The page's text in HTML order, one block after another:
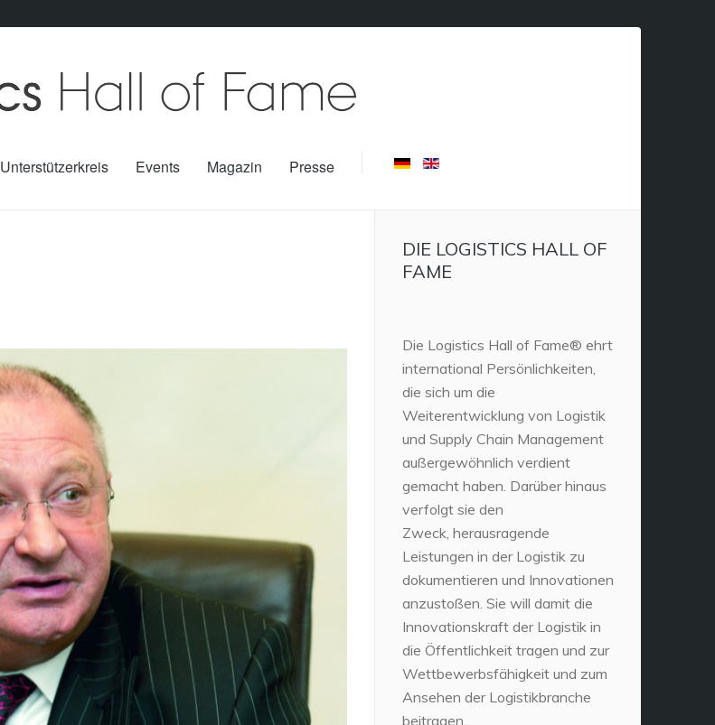
Unterstützerkreis Events Magazin Presse
DIE LOGISTICS HALL OF
FAME
Die Logistics Hall of Fame® ehrt
international Persönlichkeiten,
die sich um die
Weiterentwicklung von Logistik
und Supply Chain Management
außergewöhnlich verdient
gemacht haben. Darüber hinaus
verfolgt sie den
Zweck, herausragende
Leistungen in der Logistik zu
dokumentieren und Innovationen
anzustoßen. Sie will damit die
Innovationskraft der Logistik in
die Öffentlichkeit tragen und zur
Wettbewerbsfähigkeit und zum
Ansehen der Logistikbranche
beitragen.